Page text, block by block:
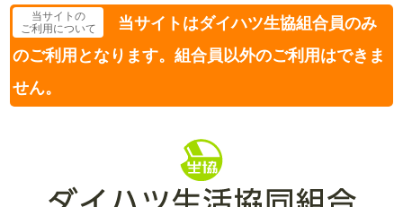
当サイトの
ご利用について
当サイトはダイハツ生協組合員のみ
のご利用となります。組合員以外のご利用はできま
せん。